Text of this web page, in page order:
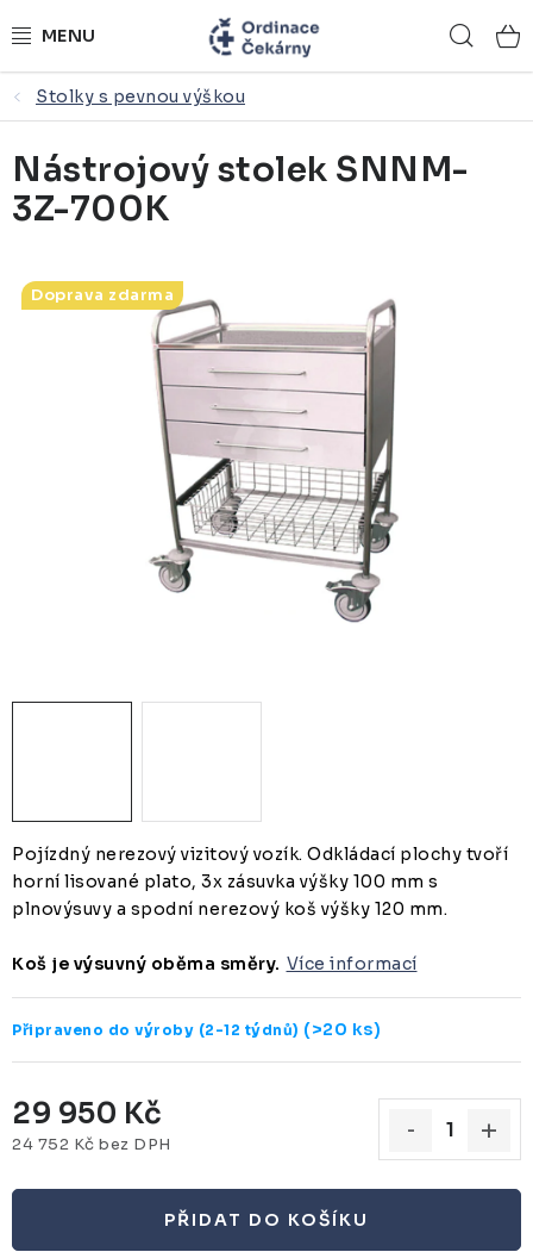
na
ORDINACE NA MÍRU
ZDRAVOTNICKÝ NÁBYTEK
LÉKAŘSKÉ VYBAVENÍ
REFERENCE
NÁSTROJOVÉ STOLKY
ZUBAŘSKÝ NÁBYTEK
ZDRAVOTNICKÁ LEHÁTKA
Stolky s pevnou výškou
Pojízdný nerezový vizitový vozík. Odkládací plochy tvoří
horní lisované plato, 3x zásuvka výšky 100 mm s
plnovýsuvy a spodní nerezový koš výšky 120 mm.
Koš je výsuvný oběma směry. Více informací
Připraveno do výroby (2-12 týdnů) (>20 ks)
29 950 Kč
24 752 Kč bez DPH
PŘIDAT DO KOŠÍKU
Nástrojový stolek SNNM-
3Z-700K
Doprava zdarma